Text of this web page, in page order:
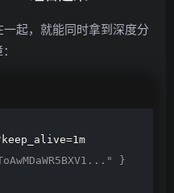
起，就能同时拿到深度分
}